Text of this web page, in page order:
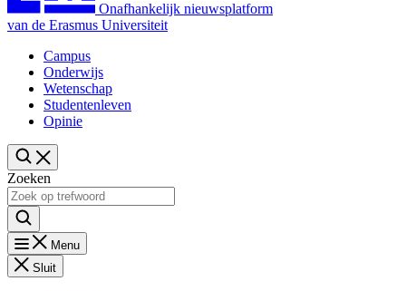
Onafhankelijk nieuwsplatform
van de Erasmus Universiteit
Campus
Onderwijs
Wetenschap
Studentenleven
Opinie
Zoeken
Menu
Sluit